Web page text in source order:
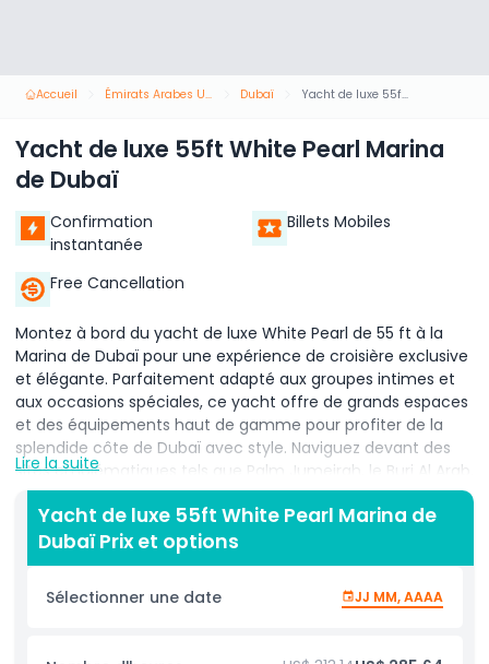
Accueil Émirats Arabes Unis Dubaï Yacht de luxe 55ft White Pearl Marina de Dubaï
Yacht de luxe 55ft White Pearl Marina
de Dubaï
Confirmation
instantanée
Billets Mobiles
Free Cancellation
Montez à bord du yacht de luxe White Pearl de 55 ft à la
Marina de Dubaï pour une expérience de croisière exclusive
et élégante. Parfaitement adapté aux groupes intimes et
aux occasions spéciales, ce yacht offre de grands espaces
et des équipements haut de gamme pour profiter de la
splendide côte de Dubaï avec style. Naviguez devant des
sites emblématiques tels que Palm Jumeirah, le Burj Al Arab,
l'Atlantis The Palm et l'Ain Dubaï, en profitant de vues
panoramiques à couper le souffle depuis le vaste pont
soleil ou le confortable salon intérieur. Que vous célébriez
un anniversaire, organisiez une réunion privée ou appréciiez
une croisière au coucher du soleil détendue, le yacht White
Pearl offre luxe, confort et intimité. Le yacht est équipé
garantissent une traversée fluide, sûre et mémorable. Les
Lire la suite
Yacht de luxe 55ft White Pearl Marina de
Dubaï Prix et options
Sélectionner une date JJ MM, AAAA